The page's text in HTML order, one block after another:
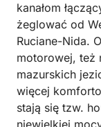
kanałom
żeglować od
Ruciane-Nida.
motorowej, też
mazurskich
więcej
stają się tzw.
niewielkiej